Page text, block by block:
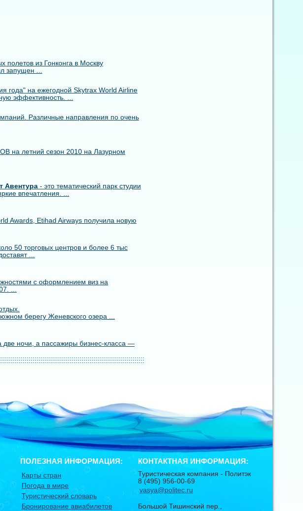
полетов из Гонконга в Москву
запущен ...
года" на ежегодной Skytrax World Airline
эффективность. ...
Различные направления по очень
летний сезон 2010 на Лазурном
Авентура - это тематический парк студии
впечатления. ...
Awards, Etihad Airways получила новую
50 торговых центров и более 6 тыс
...
с оформлением виз на
...
берегу Женевского озера ...
две ночи, а пассажиры бизнес-класса —
ПОЛЕЗНАЯ ИНФОРМАЦИЯ:
Карты стран
Погода в мире
Туристический словарь
Бронирование авиабилетов
КОНТАКТНАЯ ИНФОРМАЦИЯ:
Туристическая компания - Политэк
8 (495) 956-00-69
vasya@politec.ru
Большой Тишинский пер.,